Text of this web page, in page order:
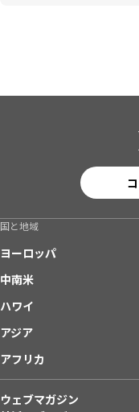
国と地域
ヨーロッパ
中南米
ハワイ
アジア
アフリカ
ウェブマガジン